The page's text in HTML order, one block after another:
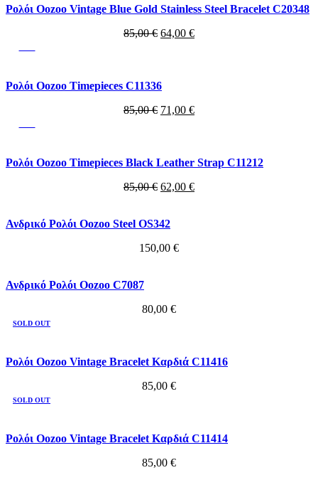
69,00 €.
Ρολόι Oozoo Vintage Blue Gold Stainless Steel Bracelet C20348
85,00€ Original
64,00 €Η
Ρολόι Oozoo Timepieces C11336
85,00€ Original
71,00 €Η
71,00 €.
Ρολόι Oozoo Timepieces Black Leather Strap C11212
85,00€ Original
85,00 €.
62,00 €Η
Ανδρικό Ρολόι Oozoo Steel OS342
150,00 €
Ανδρικό Ρολόι Oozoo C7087
80,00 €
SOLD OUT
Ρολόι Oozoo Vintage Bracelet Καρδιά C11416
85,00 €
SOLD OUT
Ρολόι Oozoo Vintage Bracelet Καρδιά C11414
85,00 €